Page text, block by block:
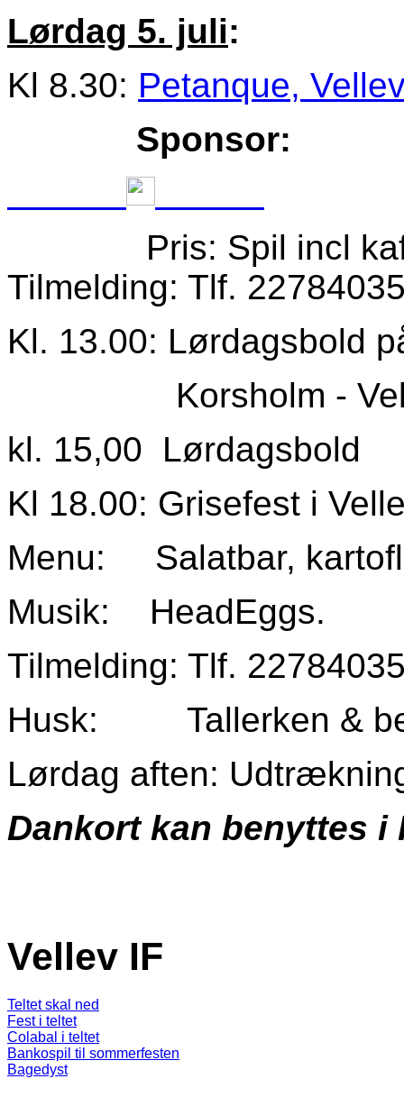
Lørdag 5. juli:
Kl 8.30: Petanque,
Sponsor:
Pris: Spil incl kaffe
Tilmelding: Tlf.
Kl. 13.00: Lørdagsbold
Korsholm -
kl. 15,00 Lørdagsbold
Kl 18.00: Grisefest i
Menu: Salatbar,
Musik: HeadEggs.
Tilmelding: Tlf.
Husk: Tallerken &
Lørdag aften:
Dankort kan benyttes
Vellev IF
Teltet skal ned
Fest i teltet
Colabal i teltet
Bankospil til sommerfesten
Bagedyst